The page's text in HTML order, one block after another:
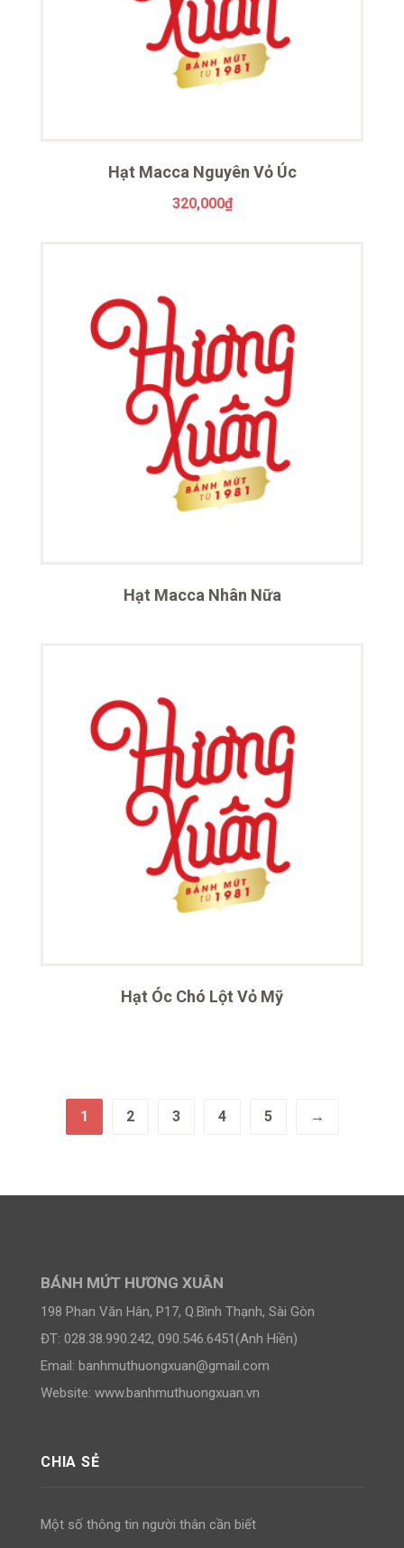
Hạt Macca Nguyên Vỏ Úc
320,000₫
Hạt Macca Nhân Nữa
Hạt Óc Chó Lột Vỏ Mỹ
1 2 3 4 5 →
BÁNH MỨT HƯƠNG XUÂN
198 Phan Văn Hân, P17, Q.Bình Thạnh, Sài Gòn
ĐT: 028.38.990.242, 090.546.6451(Anh Hiền)
Email: banhmuthuongxuan@gmail.com
Website: www.banhmuthuongxuan.vn
CHIA SẺ
Một số thông tin người thân cần biết